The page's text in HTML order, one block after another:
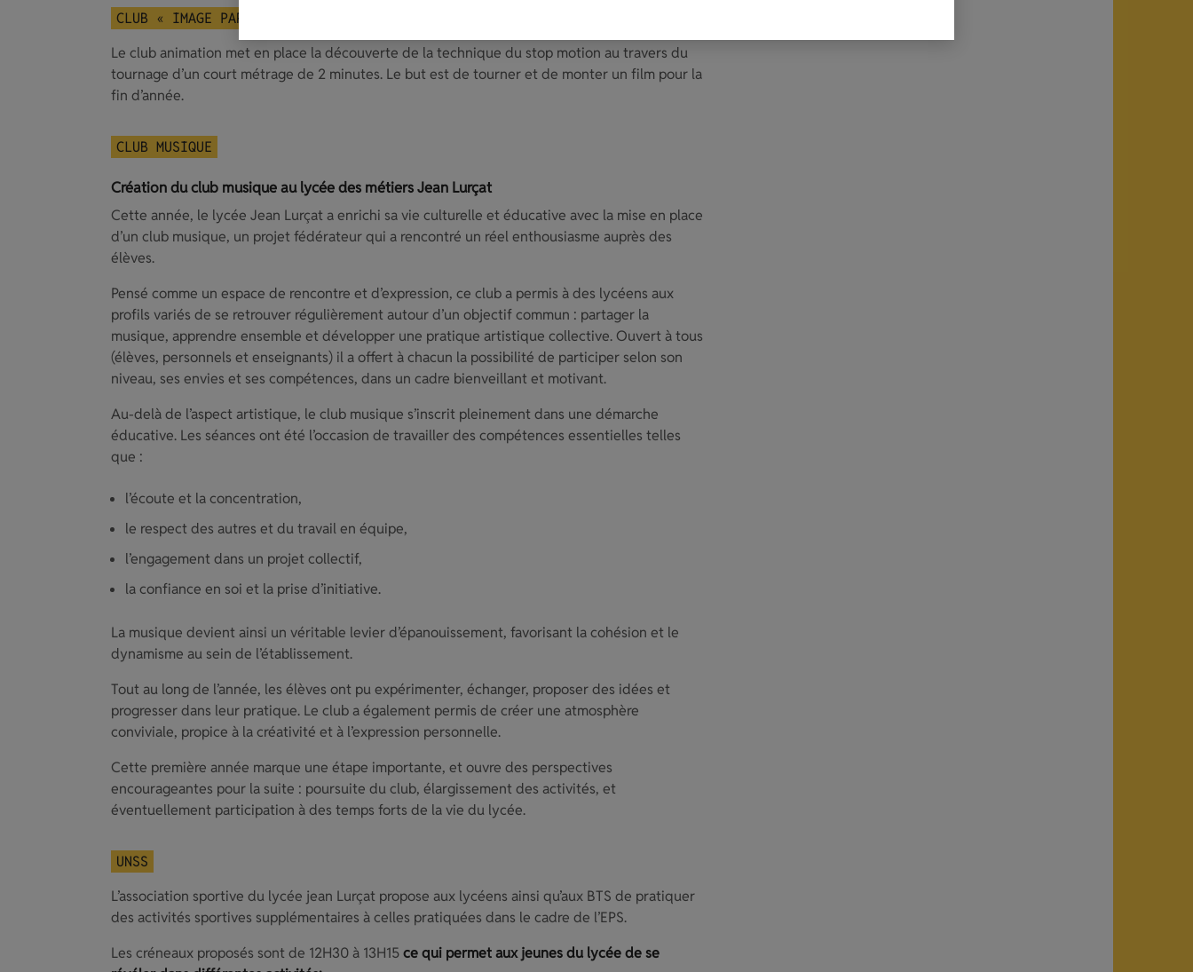
CLUB « IMAGE PAR IMAGE »
Le club animation met en place la découverte de la technique du stop motion au travers du
tournage d’un court métrage de 2 minutes. Le but est de tourner et de monter un film pour la
fin d’année.
CLUB MUSIQUE
Création du club musique au lycée des métiers Jean Lurçat
Cette année, le lycée Jean Lurçat a enrichi sa vie culturelle et éducative avec la mise en place
d’un club musique, un projet fédérateur qui a rencontré un réel enthousiasme auprès des
élèves.
Pensé comme un espace de rencontre et d’expression, ce club a permis à des lycéens aux
profils variés de se retrouver régulièrement autour d’un objectif commun : partager la
musique, apprendre ensemble et développer une pratique artistique collective. Ouvert à tous
(élèves, personnels et enseignants) il a offert à chacun la possibilité de participer selon son
niveau, ses envies et ses compétences, dans un cadre bienveillant et motivant.
Au-delà de l’aspect artistique, le club musique s’inscrit pleinement dans une démarche
éducative. Les séances ont été l’occasion de travailler des compétences essentielles telles
que :
l’écoute et la concentration,
le respect des autres et du travail en équipe,
l’engagement dans un projet collectif,
la confiance en soi et la prise d’initiative.
La musique devient ainsi un véritable levier d’épanouissement, favorisant la cohésion et le
dynamisme au sein de l’établissement.
Tout au long de l’année, les élèves ont pu expérimenter, échanger, proposer des idées et
progresser dans leur pratique. Le club a également permis de créer une atmosphère
conviviale, propice à la créativité et à l’expression personnelle.
Cette première année marque une étape importante, et ouvre des perspectives
encourageantes pour la suite : poursuite du club, élargissement des activités, et
éventuellement participation à des temps forts de la vie du lycée.
UNSS
L’association sportive du lycée jean Lurçat propose aux lycéens ainsi qu’aux BTS de pratiquer
des activités sportives supplémentaires à celles pratiquées dans le cadre de l’EPS.
Les créneaux proposés sont de 12H30 à 13H15ce qui permet aux jeunes du lycée de se